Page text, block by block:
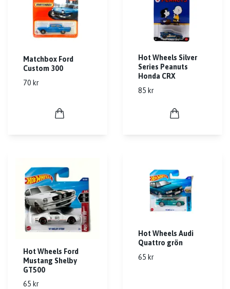
Matchbox Ford
Custom 300
70 kr
Hot Wheels Silver
Series Peanuts
Honda CRX
85 kr
Hot Wheels Ford
Mustang Shelby
GT500
65 kr
Hot Wheels Audi
Quattro grön
65 kr